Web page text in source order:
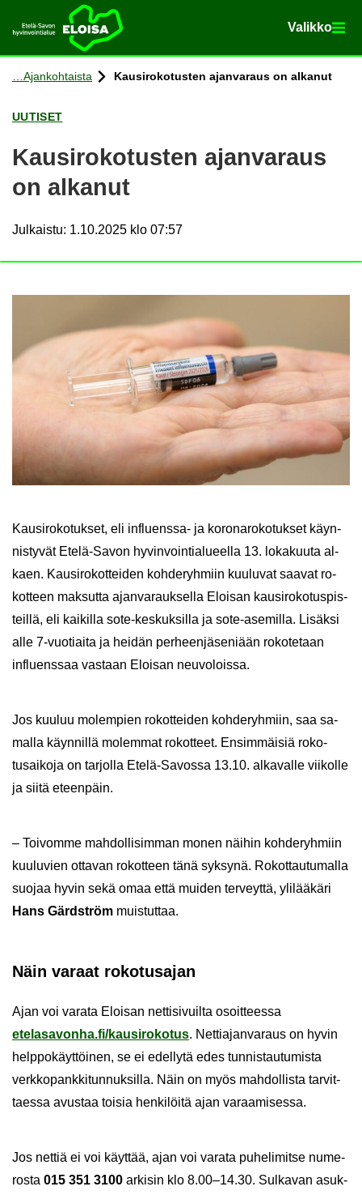
Etusi­vu Va­lik­ko
Va­lik­ko
Siir­ry si­säl­töön
Ajan­koh­tais­ta Kausi­ro­ko­tus­ten ajan­va­raus on al­ka­nut
UU­TI­SET
Kausi­ro­ko­tus­ten ajan­va­raus
on al­ka­nut
Julkaistu: 1.10.2025 klo 07:57
Kausi­ro­ko­tuk­set, eli influenssa-​ ja ko­ro­na­ro­ko­tuk­set käyn­
nis­ty­vät Etelä-​Savon hy­vin­voin­tia­lu­eel­la 13. lo­ka­kuu­ta al­
kaen. Kausi­ro­kot­tei­den koh­de­ryh­miin kuu­lu­vat saa­vat ro­
kot­teen mak­sut­ta ajan­va­rauk­sel­la Eloi­san kausi­ro­ko­tus­pis­
teil­lä, eli kai­kil­la sote-​keskuksilla ja sote-​asemilla. Li­säk­si
alle 7-​vuotiaita ja hei­dän per­heen­jä­se­ni­ään ro­ko­te­taan
influens­saa vas­taan Eloi­san neu­vo­lois­sa.
Jos kuu­luu mo­lem­pien ro­kot­tei­den koh­de­ryh­miin, saa sa­
mal­la käyn­nil­lä mo­lem­mat ro­kot­teet. En­sim­mäi­siä ro­ko­
tusai­ko­ja on tar­jol­la Etelä-​Savossa 13.10. al­ka­val­le vii­kol­le
ja siitä eteen­päin.
– Toi­vom­me mah­dol­li­sim­man monen näi­hin koh­de­ryh­miin
kuu­lu­vien ot­ta­van ro­kot­teen tänä syk­sy­nä. Ro­kot­tau­tu­mal­la
suo­jaa hyvin sekä omaa että mui­den ter­veyt­tä, yli­lää­kä­ri
Hans Gärd­ström muis­tut­taa.
Näin va­raat ro­ko­tusa­jan
Ajan voi va­ra­ta Eloi­san net­ti­si­vuil­ta osoit­tees­sa
ete­la­sa­von­ha.fi/kausi­ro­ko­tus. Net­tia­jan­va­raus on hyvin
help­po­käyt­töi­nen, se ei edel­ly­tä edes tun­nis­tau­tu­mis­ta
verk­ko­pank­ki­tun­nuk­sil­la. Näin on myös mah­dol­lis­ta tar­vit­
taes­sa avus­taa toi­sia hen­ki­löi­tä ajan va­raa­mi­ses­sa.
Jos net­tiä ei voi käyt­tää, ajan voi va­ra­ta pu­he­li­mit­se nu­me­
ros­ta 015 351 3100 ar­ki­sin klo 8.00–14.30. Sul­ka­van asuk­